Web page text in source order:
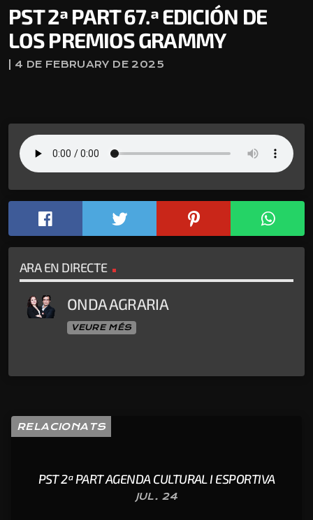
PST 2ª PART 67.ª EDICIÓN DE
LOS PREMIOS GRAMMY
| 4 DE FEBRUARY DE 2025
ARA EN DIRECTE
ONDA AGRARIA
VEURE MÉS
RELACIONATS
PST 2ª PART AGENDA CULTURAL I ESPORTIVA
JUL. 24